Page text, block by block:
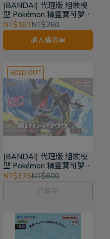
(BANDAI) 代理版 組裝模
型 Pokémon 精靈寶可夢
PLAMO收藏集收藏集 快組
版!! 傑尼龜 17
NT$163NT$260
加入購物車
SOLD OUT
(BANDAI) 代理版 組裝模
型 Pokémon 精靈寶可夢
PLAMO收藏集收藏集 精選
系列 黑色烈空坐
NT$375NT$600
已售完